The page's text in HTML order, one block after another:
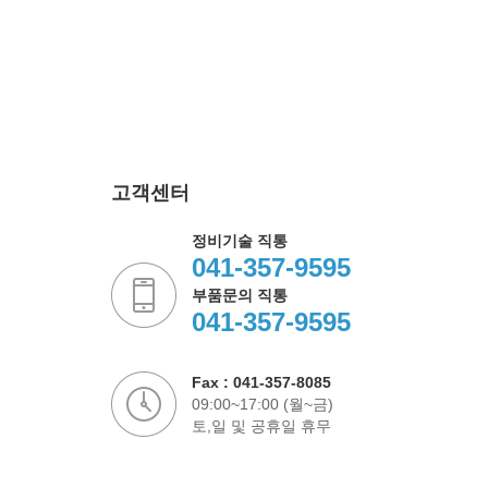
고객센터
정비기술 직통
041-357-9595
부품문의 직통
041-357-9595
Fax : 041-357-8085
09:00~17:00 (월~금)
토,일 및 공휴일 휴무